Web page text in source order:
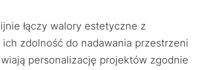
łączy walory estetyczne z
zdolność do nadawania przestrzeni
personalizację projektów zgodnie